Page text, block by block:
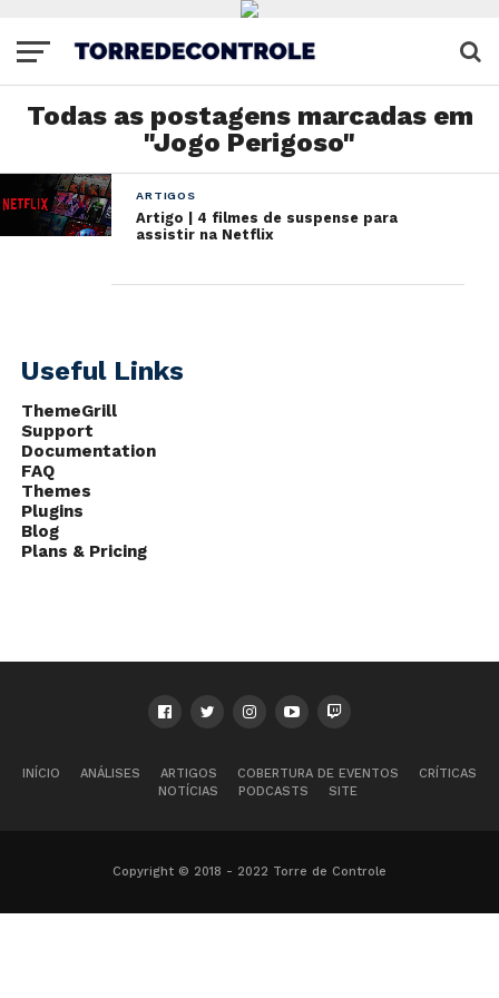
Todas as postagens marcadas em
"Jogo Perigoso"
ARTIGOS
Artigo | 4 filmes de suspense para
assistir na Netflix
Useful Links
ThemeGrill
Support
Documentation
FAQ
Themes
Plugins
Blog
Plans & Pricing
INÍCIO ANÁLISES ARTIGOS COBERTURA DE EVENTOS
CRÍTICAS
NOTÍCIAS
PODCASTS SITE
Copyright © 2018 - 2022 Torre de Controle